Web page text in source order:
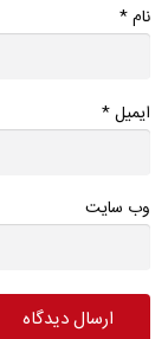
نام*
ایمیل*
وب سایت